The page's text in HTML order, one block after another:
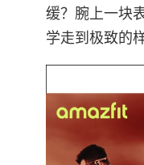
缓？腕上一块
学走到极致的